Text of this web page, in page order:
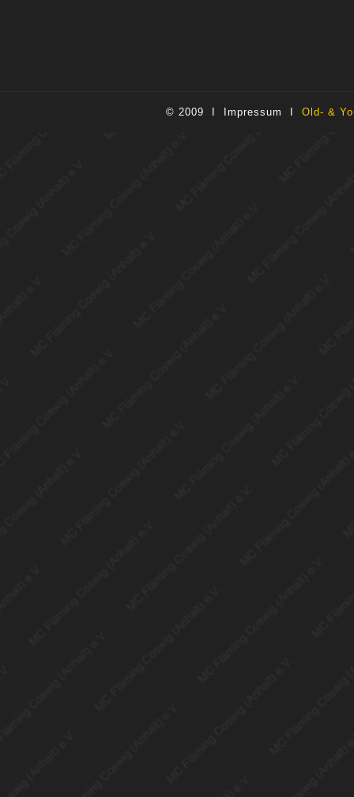
© 2009 I Impressum Old- &